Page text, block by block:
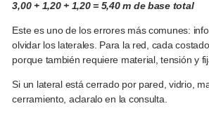
3,00 + 1,20 + 1,20 = 5,40 m de base total
Este es uno de los errores más comunes:
olvidar los laterales. Para la red, cada
porque también requiere material, tensión y
Si un lateral está cerrado por pared, vidrio,
cerramiento, aclaralo en la consulta.